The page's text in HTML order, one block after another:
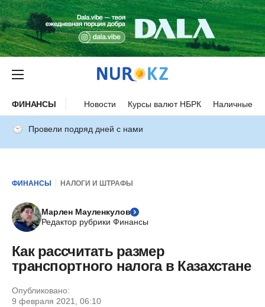
ФИНАНСЫ Новости Курсы валют НБРК Наличные
Провели подряд дней с нами
ФИНАНСЫ НАЛОГИ И ШТРАФЫ
Марлен Мауленкулов
Редактор рубрики Финансы
Как рассчитать размер
транспортного налога в Казахстане
Опубликовано:
9 февраля 2021, 06:10